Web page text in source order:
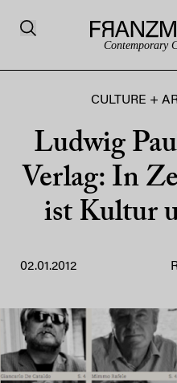
Contemporary
CULTURE +
Ludwig
Verlag: In
ist Kultur
02.01.2012